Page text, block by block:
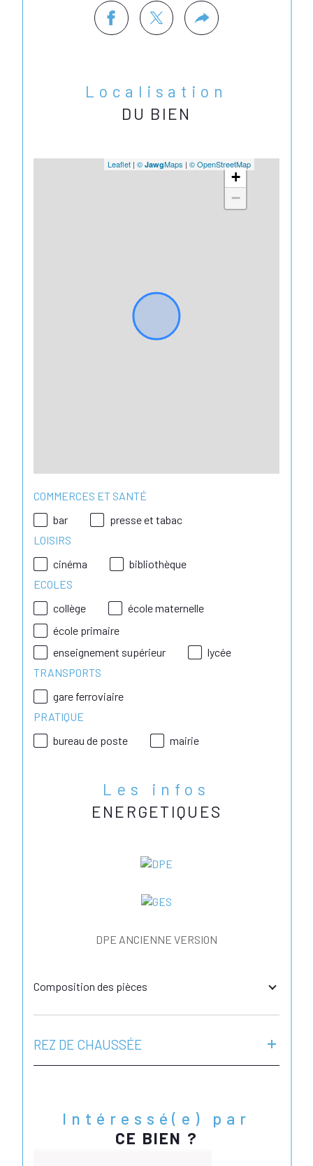
Localisation
DU BIEN
+
−
Leaflet | © JawgMaps | © OpenStreetMap
COMMERCES ET SANTÉ
bar
presse et tabac
LOISIRS
cinéma
bibliothèque
ECOLES
collège
école maternelle
école primaire
enseignement supérieur
lycée
TRANSPORTS
gare ferroviaire
PRATIQUE
bureau de poste
mairie
Les infos
ENERGETIQUES
DPE ANCIENNE VERSION
Composition des pièces
REZ DE CHAUSSÉE
Intéressé(e) par
CE BIEN ?